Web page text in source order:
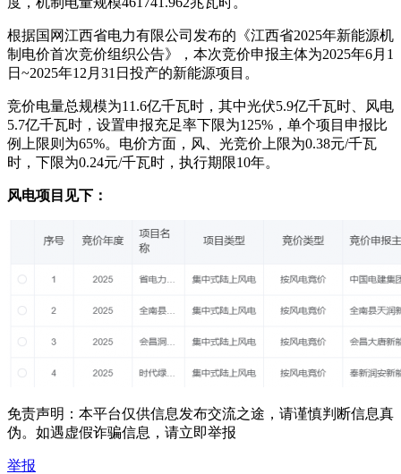
根据国网江西省电力有限公司发布的《江西省2025年新能源机
制电价首次竞价组织公告》，本次竞价申报主体为2025年6月1
日~2025年12月31日投产的新能源项目。
竞价电量总规模为11.6亿千瓦时，其中光伏5.9亿千瓦时、风电
5.7亿千瓦时，设置申报充足率下限为125%，单个项目申报比
例上限则为65%。电价方面，风、光竞价上限为0.38元/千瓦
时，下限为0.24元/千瓦时，执行期限10年。
风电项目见下：
免责声明：本平台仅供信息发布交流之途，请谨慎判断信息真
伪。如遇虚假诈骗信息，请立即举报
举报